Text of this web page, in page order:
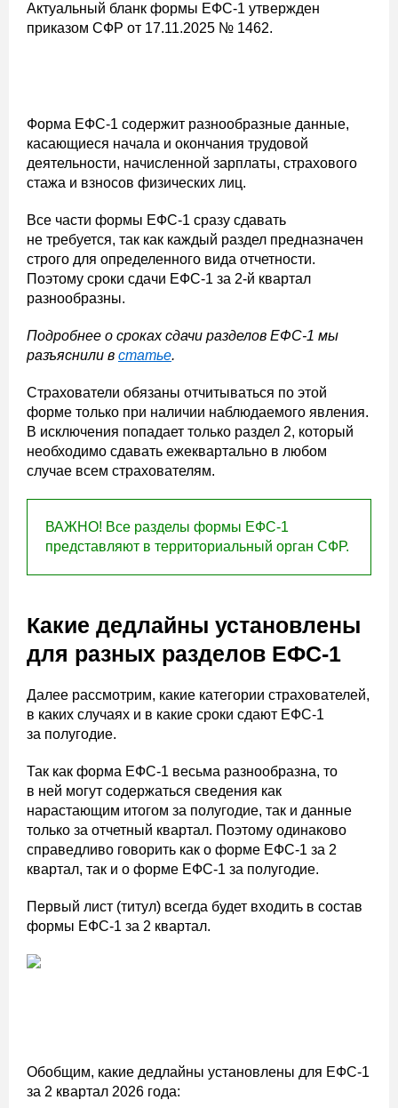
Актуальный бланк формы ЕФС-1 утвержден
приказом СФР от 17.11.2025 № 1462.
Форма ЕФС-1 содержит разнообразные данные,
касающиеся начала и окончания трудовой
деятельности, начисленной зарплаты, страхового
стажа и взносов физических лиц.
Все части формы ЕФС-1 сразу сдавать
не требуется, так как каждый раздел предназначен
строго для определенного вида отчетности.
Поэтому сроки сдачи ЕФС-1 за 2-й квартал
разнообразны.
Подробнее о сроках сдачи разделов ЕФС-1 мы
разъяснили в статье.
Страхователи обязаны отчитываться по этой
форме только при наличии наблюдаемого явления.
В исключения попадает только раздел 2, который
необходимо сдавать ежеквартально в любом
случае всем страхователям.
ВАЖНО! Все разделы формы ЕФС-1
представляют в территориальный орган СФР.
Какие дедлайны установлены
для разных разделов ЕФС-1
Далее рассмотрим, какие категории страхователей,
в каких случаях и в какие сроки сдают ЕФС-1
за полугодие.
Так как форма ЕФС-1 весьма разнообразна, то
в ней могут содержаться сведения как
нарастающим итогом за полугодие, так и данные
только за отчетный квартал. Поэтому одинаково
справедливо говорить как о форме ЕФС-1 за 2
квартал, так и о форме ЕФС-1 за полугодие.
Первый лист (титул) всегда будет входить в состав
формы ЕФС-1 за 2 квартал.
Обобщим, какие дедлайны установлены для ЕФС-1
за 2 квартал 2026 года: